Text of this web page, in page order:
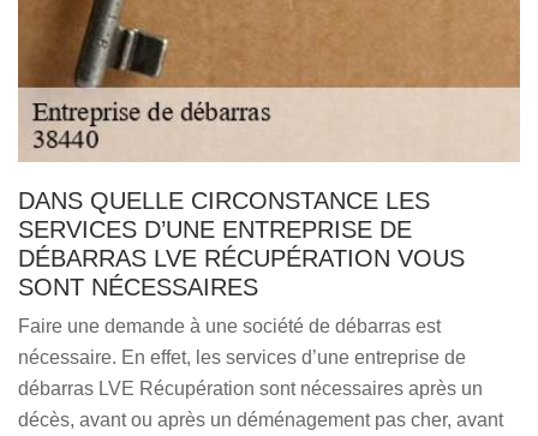
DANS QUELLE CIRCONSTANCE LES
SERVICES D’UNE ENTREPRISE DE
DÉBARRAS LVE RÉCUPÉRATION VOUS
SONT NÉCESSAIRES
Faire une demande à une société de débarras est
nécessaire. En effet, les services d’une entreprise de
débarras LVE Récupération sont nécessaires après un
décès, avant ou après un déménagement pas cher, avant